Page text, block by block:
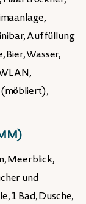
Auffüllung
Wasser,
(möbliert),
Meerblick,
und
1 Bad, Dusche,